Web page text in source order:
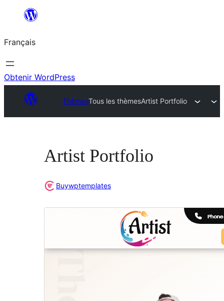
contenu
Français
Obtenir WordPress
ThèmesTous les thèmesArtist Portfolio
Artist Portfolio
Buywptemplates